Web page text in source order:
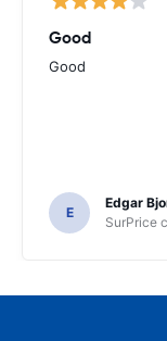
Good
Good
E
Edgar
SurPrice